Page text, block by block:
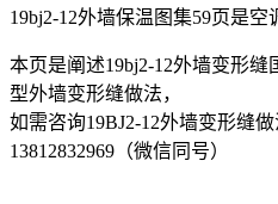
19bj2-12外墙保温图集59页是
本页是阐述19bj2-12外墙变形
型外墙变形缝做法，
如需咨询19BJ2-12外墙变形缝
13812832969（微信同号）